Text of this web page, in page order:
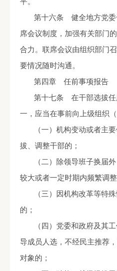
第十六条 健全地方党委
席会议制度，加强有关部门
合力。联席会议由组织部门
要情况随时沟通。
第四章 任前事项报告
第十七条 在干部选拔任
一，应当在事前向上级组织
（一）机构变动或者主
拔、调整干部的；
（二）除领导班子换届
较大或者一定时期内频繁调整
（三）因机构改革等特
的；
（四）党委和政府及其
导成员人选，不经民主推荐
对象的；